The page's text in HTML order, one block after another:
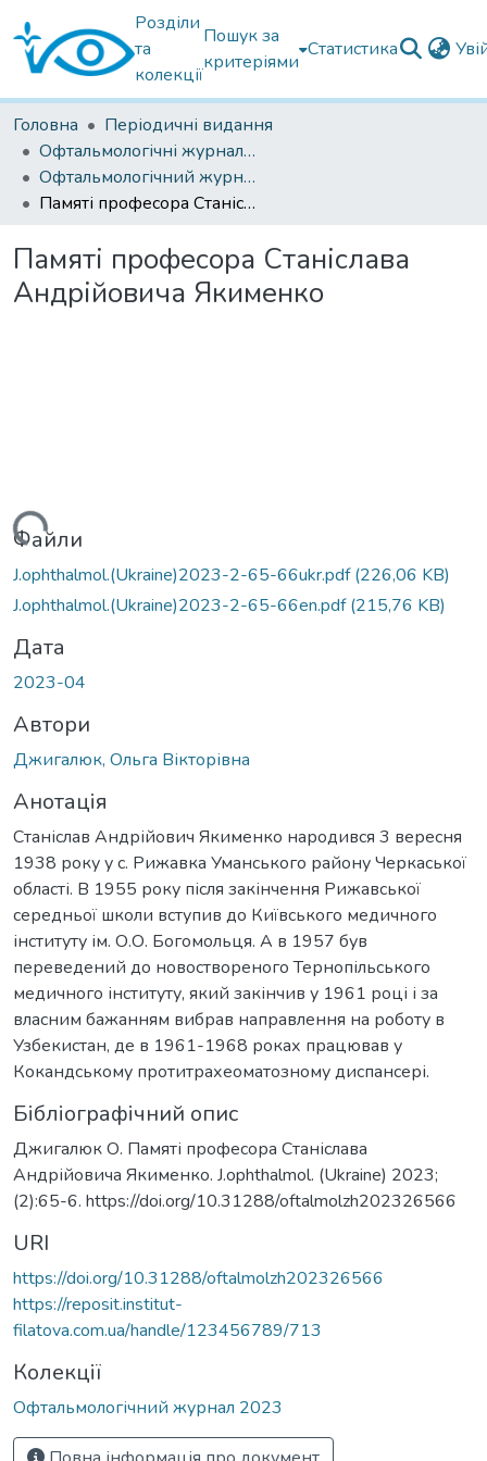
Розділи
та
колекції
Пошук за
критеріями
Статистика
Головна
Періодичні видання
Офтальмологічні журнали українські
Офтальмологічний журнал 2023
Памяті професора Станіслава Андрійовича Якименко
Памяті професора Станіслава
Андрійовича Якименко
Файли
J.ophthalmol.(Ukraine)2023-2-65-66ukr.pdf(226,06 KB)
J.ophthalmol.(Ukraine)2023-2-65-66en.pdf(215,76 KB)
Дата
2023-04
Автори
Джигалюк, Ольга Вікторівна
Анотація
Станіслав Андрійович Якименко народився 3 вересня
1938 року у с. Рижавка Уманського району Черкаської
області. В 1955 року після закінчення Рижавської
середньої школи вступив до Київського медичного
інституту ім. О.О. Богомольця. А в 1957 був
переведений до новоствореного Тернопільського
медичного інституту, який закінчив у 1961 році і за
власним бажанням вибрав направлення на роботу в
Узбекистан, де в 1961-1968 роках працював у
Кокандському протитрахеоматозному диспансері.
Бібліографічний опис
Джигалюк О. Памяті професора Станіслава
Андрійовича Якименко. J.ophthalmol. (Ukraine) 2023;
(2):65-6. https://doi.org/10.31288/oftalmolzh202326566
URI
https://doi.org/10.31288/oftalmolzh202326566
https://reposit.institut-
filatova.com.ua/handle/123456789/713
Колекції
Офтальмологічний журнал 2023